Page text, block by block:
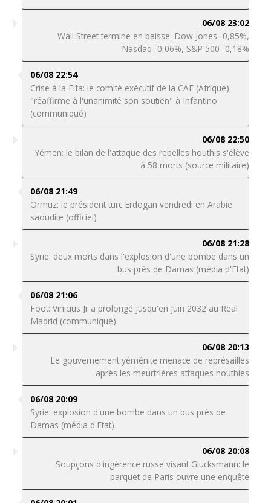
06/08 23:02
Wall Street termine en baisse: Dow Jones -0,85%,
Nasdaq -0,06%, S&P 500 -0,18%
06/08 22:54
Crise à la Fifa: le comité exécutif de la CAF (Afrique)
"réaffirme à l'unanimité son soutien" à Infantino
(communiqué)
06/08 22:50
Yémen: le bilan de l'attaque des rebelles houthis s'élève
à 58 morts (source militaire)
06/08 21:49
Ormuz: le président turc Erdogan vendredi en Arabie
saoudite (officiel)
06/08 21:28
Syrie: deux morts dans l'explosion d'une bombe dans un
bus près de Damas (média d'Etat)
06/08 21:06
Foot: Vinicius Jr a prolongé jusqu'en juin 2032 au Real
Madrid (communiqué)
06/08 20:13
Le gouvernement yéménite menace de représailles
après les meurtrières attaques houthies
06/08 20:09
Syrie: explosion d'une bombe dans un bus près de
Damas (média d'Etat)
06/08 20:08
Soupçons d'ingérence russe visant Glucksmann: le
parquet de Paris ouvre une enquête